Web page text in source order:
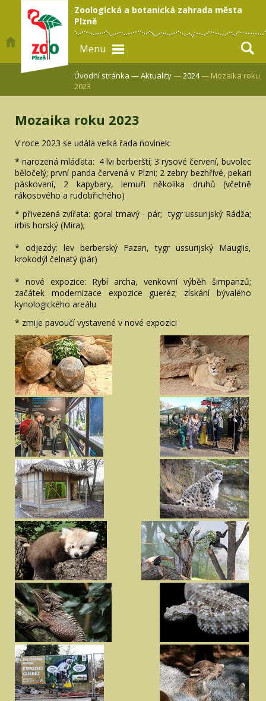
Zoologická a botanická zahrada města
Plzně
Menu
Úvodní stránka —Aktuality—2024— Mozaika roku
2023
Mozaika roku 2023
V roce 2023 se udála velká řada novinek:
* narozená mláďata: 4 lvi berberští; 3 rysové červení, buvolec
běločelý; první panda červená v Plzni; 2 zebry bezhřívé, pekari
páskovaní, 2 kapybary, lemuři několika druhů (včetně
rákosového a rudobřichého)
* přivezená zvířata: goral tmavý - pár; tygr ussurijský Rádža;
irbis horský (Mira);
* odjezdy: lev berberský Fazan, tygr ussurijský Mauglis,
krokodýl čelnatý (pár)
* nové expozice: Rybí archa, venkovní výběh šimpanzů;
začátek modernizace expozice gueréz; získání bývalého
kynologického areálu
* zmije pavoučí vystavené v nové expozici